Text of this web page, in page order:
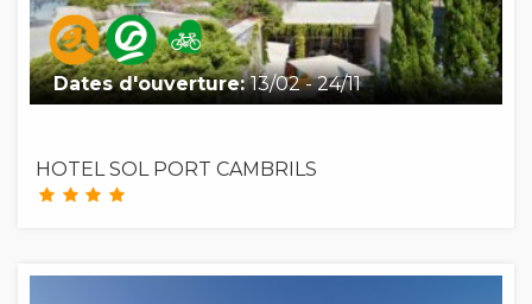
Dates d'ouverture:13/02 - 24/11
HOTEL SOL PORT CAMBRILS